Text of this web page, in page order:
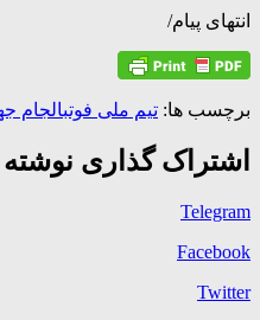
انتهای پیام/
برچسب ها: تیم ملی فوتبالجام
اشتراک گذاری نوشته
Telegram
Facebook
Twitter